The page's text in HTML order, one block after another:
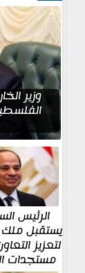
وزير
الرئيس
يستقبل ملك
لتعزيز
مستجدات